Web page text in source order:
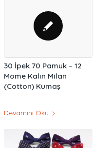
30 İpek 70 Pamuk – 12
Mome Kalın Milan
(Cotton) Kumaş
Devamını Oku